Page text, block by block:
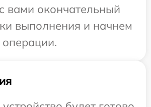
вами окончательный
выполнения и начнем